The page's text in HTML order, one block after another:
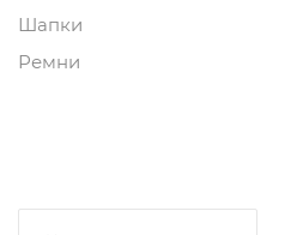
Шапки
Ремни